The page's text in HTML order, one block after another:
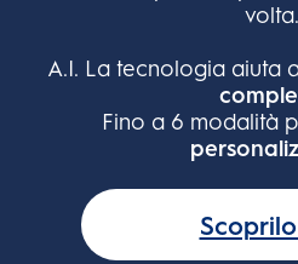
volta.
A.I. La tecnologia aiuta
Fino a 6 modalità